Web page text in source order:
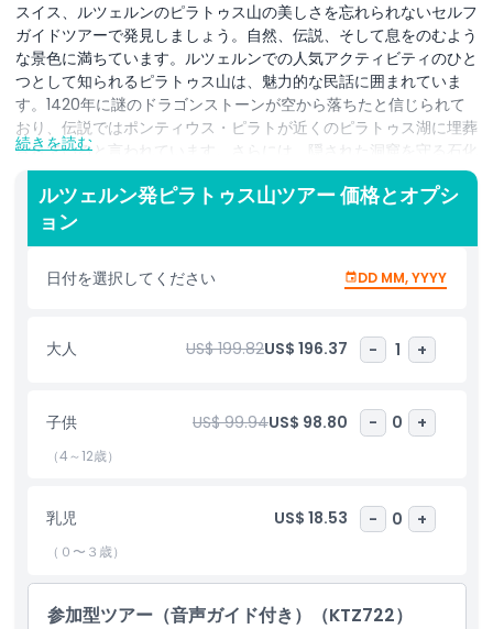
スイス、ルツェルンのピラトゥス山の美しさを忘れられないセルフ
ガイドツアーで発見しましょう。自然、伝説、そして息をのむよう
な景色に満ちています。ルツェルンでの人気アクティビティのひと
つとして知られるピラトゥス山は、魅力的な民話に囲まれていま
す。1420年に謎のドラゴンストーンが空から落ちたと信じられて
おり、伝説ではポンティウス・ピラトが近くのピラトゥス湖に埋葬
されていると言われています。さらには、隠された洞窟を守る石化
した男の物語も聞けるかもしれません。海抜2,100メートルを超え
るピラトゥス山塊は、忘れられないアルプスの絶景を提供します。
美しい眺望のパノラマゴンドラとドラゴンライドケーブルカーに乗
れば、まるでスイスアルプスの上空を飛んでいるかのような感覚が
味わえます。山頂では73のアルプス峰の見事な景色を楽しめ、自
然愛好家や写真家にとって必訪のスポットです。山頂のレストラン
の冒険の後はルツェルン旧市街を散策し、象徴的なカペル橋を渡
り、世界的に有名なライオン記念碑を訪れてください。自然、歴
ハイライト
含まれるもの
子供／大人ポリシー
続きを読む
ルツェルン発ピラトゥス山ツアー 価格とオプシ
ョン
日付を選択してください DD MM, YYYY
大人 US$ 199.82US$ 196.37 - 1 +
子供 US$ 99.94US$ 98.80 - 0 +
（4～12歳）
乳児 US$ 18.53 - 0 +
（０〜３歳）
参加型ツアー（音声ガイド付き）（KTZ722）